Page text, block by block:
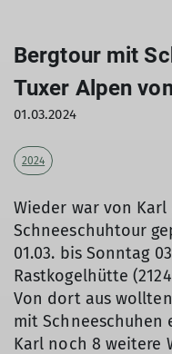
Bergtour mit
Tuxer Alpen
01.03.2024
2024
Wieder war von
Schneeschuhtour
01.03. bis Sonntag
Rastkogelhütte
Von dort aus
mit Schneeschuhen
Karl noch 8 weitere